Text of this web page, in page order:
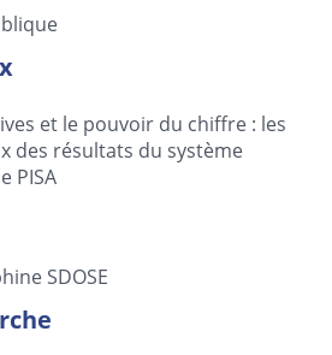
et le pouvoir du chiffre : les
des résultats du système
PISA
SDOSE